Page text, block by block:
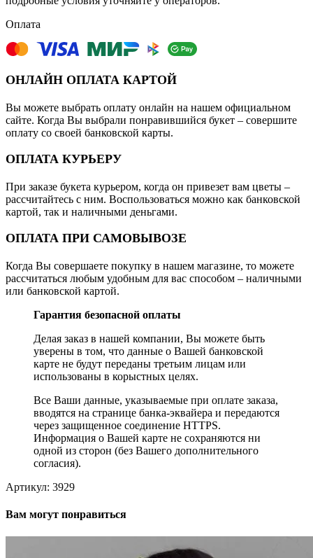
Оплата
ОНЛАЙН ОПЛАТА КАРТОЙ
Вы можете выбрать оплату онлайн на нашем официальном
сайте. Когда Вы выбрали понравившийся букет – совершите
оплату со своей банковской карты.
ОПЛАТА КУРЬЕРУ
При заказе букета курьером, когда он привезет вам цветы –
рассчитайтесь с ним. Воспользоваться можно как банковской
картой, так и наличными деньгами.
ОПЛАТА ПРИ САМОВЫВОЗЕ
Когда Вы совершаете покупку в нашем магазине, то можете
рассчитаться любым удобным для вас способом – наличными
или банковской картой.
Гарантия безопасной оплаты
Делая заказ в нашей компании, Вы можете быть
уверены в том, что данные о Вашей банковской
карте не будут переданы третьим лицам или
использованы в корыстных целях.
Все Ваши данные, указываемые при оплате заказа,
вводятся на странице банка-эквайера и передаются
через защищенное соединение HTTPS.
Информация о Вашей карте не сохраняются ни
одной из сторон (без Вашего дополнительного
согласия).
Артикул: 3929
Вам могут понравиться